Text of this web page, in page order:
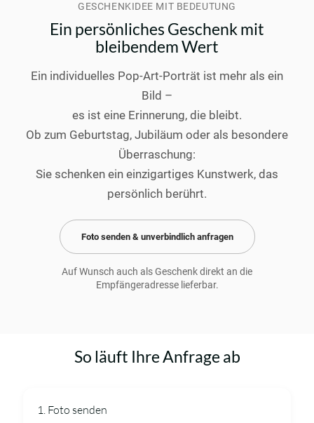
GESCHENKIDEE MIT BEDEUTUNG
Ein persönliches Geschenk mit
bleibendem Wert
Ein individuelles Pop-Art-Porträt ist mehr als ein
Bild –
es ist eine Erinnerung, die bleibt.
Ob zum Geburtstag, Jubiläum oder als besondere
Überraschung:
Sie schenken ein einzigartiges Kunstwerk, das
persönlich berührt.
Foto senden & unverbindlich anfragen
Auf Wunsch auch als Geschenk direkt an die
Empfängeradresse lieferbar.
So läuft Ihre Anfrage ab
1. Foto senden